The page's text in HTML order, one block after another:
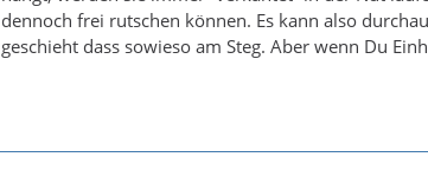
dennoch frei rutschen können. Es kann also
geschieht dass sowieso am Steg. Aber wenn Du